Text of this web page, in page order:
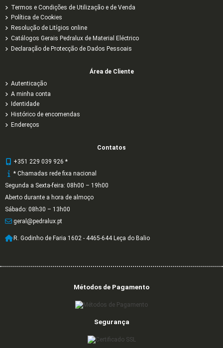
Termos e Condições de Utilização e de Venda
Política de Cookies
Resolução de Litígios online
Catálogos Gerais Pedralux de Material Eléctrico
Declaração de Protecção de Dados Pessoais
Área de Cliente
Autenticação
A minha conta
Identidade
Histórico de encomendas
Endereços
Contatos
+351 229 039 926 *
* Chamadas rede fixa nacional
Segunda a Sexta-feira: 08h00 – 19h00
Aberto durante a hora de almoço
Sábado: 08h30 – 13h00
geral@pedralux.pt
R. Godinho de Faria 1602 - 4465-644 Leça do Balio
Métodos de Pagamento
Segurança